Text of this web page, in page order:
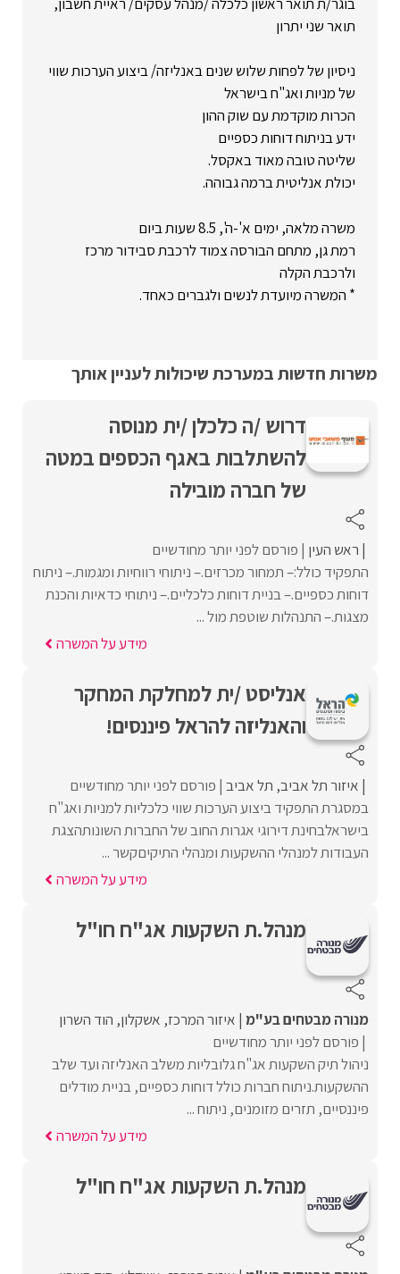
תואר שני יתרון
ניסיון של לפחות שלוש שנים באנליזה/ ביצוע הערכות שווי
של מניות ואג"ח בישראל
הכרות מוקדמת עם שוק ההון
ידע בניתוח דוחות כספיים
שליטה טובה מאוד באקסל.
יכולת אנליטית ברמה גבוהה.
משרה מלאה, ימים א'-ה', 8.5 שעות ביום
רמת גן, מתחם הבורסה צמוד לרכבת סבידור מרכז
ולרכבת הקלה
* המשרה מיועדת לנשים ולגברים כאחד.
משרות חדשות במערכת שיכולות לעניין אותך
דרוש /ה כלכלן /ית מנוסה
להשתלבות באגף הכספים במטה
של חברה מובילה
ראש העין פורסם לפני יותר מחודשיים
התפקיד כולל:– תמחור מכרזים.– ניתוחי רווחיות ומגמות.– ניתוח
דוחות כספיים.– בניית דוחות כלכליים.– ניתוחי כדאיות והכנת
מצגות.– התנהלות שוטפת מול ...
מידע על המשרה
אנליסט /ית למחלקת המחקר
והאנליזה להראל פיננסים!
איזור תל אביב תל אביב פורסם לפני יותר מחודשיים
במסגרת התפקיד ביצוע הערכות שווי כלכליות למניות ואג"ח
בישראלבחינת דירוגי אגרות החוב של החברות השונותהצגת
העבודות למנהלי ההשקעות ומנהלי התיקיםקשר ...
מידע על המשרה
מנהל.ת השקעות אג"ח חו"ל
מנורה מבטחים בע"מ איזור המרכז אשקלון הוד השרון
פורסם לפני יותר מחודשיים
ניהול תיק השקעות אג"ח גלובליות משלב האנליזה ועד שלב
ההשקעות.ניתוח חברות כולל דוחות כספיים, בניית מודלים
פיננסיים, תזרים מזומנים, ניתוח ...
מידע על המשרה
מנהל.ת השקעות אג"ח חו"ל